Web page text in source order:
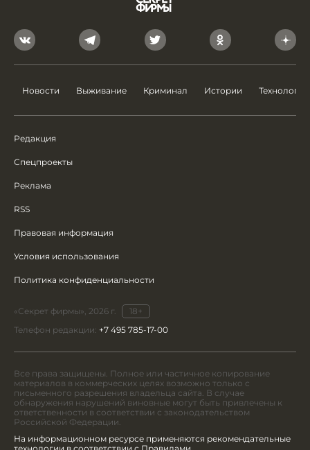
Новости Выживание Криминал Истории Технологии
Редакция
Спецпроекты
Реклама
RSS
Правовая информация
Условия использования
Политика конфиденциальности
«Секрет фирмы», 2026 г.
18+
Телефон редакции: +7 495 785-17-00
Все права защищены. Полное или частичное копирование
материалов в коммерческих целях возможно только с
письменного разрешения владельца сайта. В случае
обнаружения нарушений виновные могут быть привлечены к
ответственности в соответствии с законодательством
Российской Федерации.
На информационном ресурсе применяются рекомендательные